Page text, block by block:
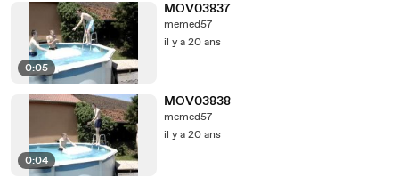
0:05
MOV03837
memed57
il y a 20 ans
0:04
MOV03838
memed57
il y a 20 ans